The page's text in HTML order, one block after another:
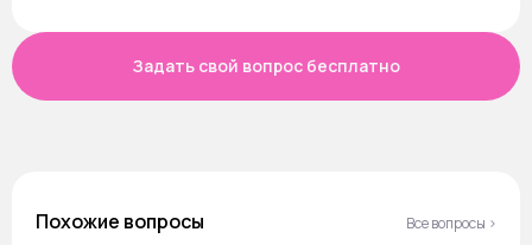
Задать свой вопрос бесплатно
Похожие вопросы Все вопросы ›